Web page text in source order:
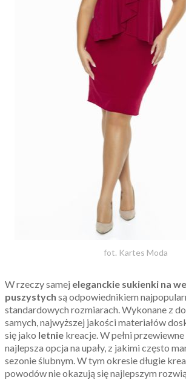
fot. Kartes Moda
W rzeczy samej eleganckie sukienki na
puszystych są odpowiednikiem
standardowych rozmiarach. Wykonane z
samych, najwyższej jakości materiałów
się jako letnie kreacje. W pełni
najlepsza opcja na upały, z jakimi często
sezonie ślubnym. W tym okresie długie
powodów nie okazują się najlepszym